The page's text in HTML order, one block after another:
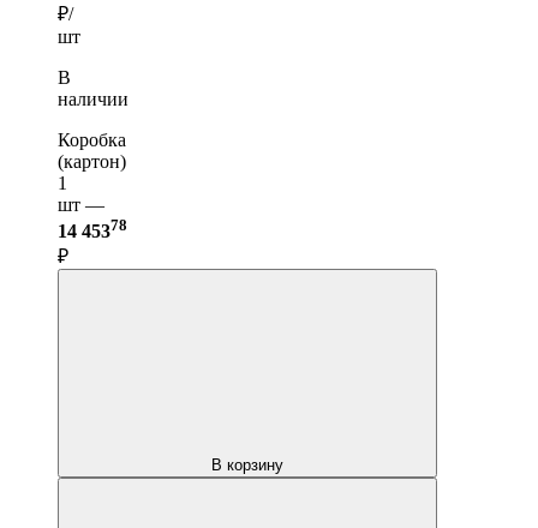
₽/
шт
В
наличии
Коробка
(картон)
1
шт —
14 45378
₽
В корзину